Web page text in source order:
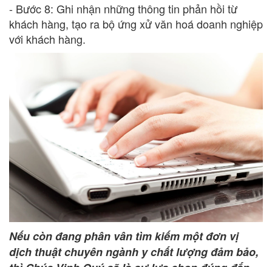
- Bước 8: Ghi nhận những thông tin phản hồi từ
khách hàng, tạo ra bộ ứng xử văn hoá doanh nghiệp
với khách hàng.
Nếu còn đang phân vân tìm kiếm một đơn vị
dịch thuật chuyên ngành y chất lượng đảm bảo,